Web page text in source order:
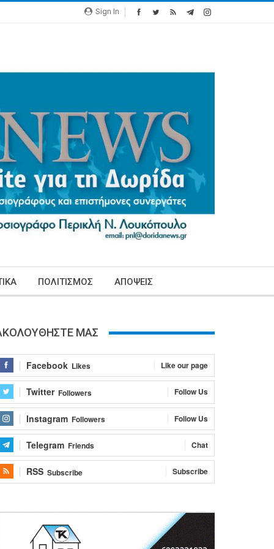
Sign In
ΠΟΛΙΤΙΣΜΟΣ ΑΠΟΨΕΙΣ
ΜΑΣ
Facebook Likes Like our page
Twitter Followers Follow Us
Instagram Followers Follow Us
Telegram Friends Chat
RSS Subscribe Subscribe